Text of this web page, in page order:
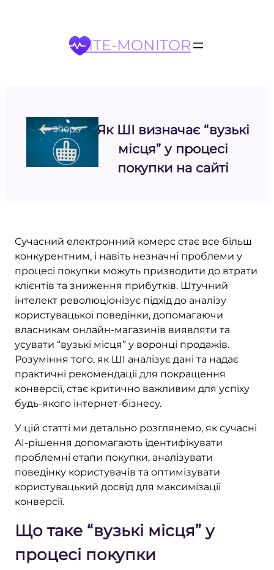
SITE-MONITOR
Як ШІ визначає “вузькі
місця” у процесі
покупки на сайті
Сучасний електронний комерс стає все більш
конкурентним, і навіть незначні проблеми у
процесі покупки можуть призводити до втрати
клієнтів та зниження прибутків. Штучний
інтелект революціонізує підхід до аналізу
користувацької поведінки, допомагаючи
власникам онлайн-магазинів виявляти та
усувати “вузькі місця” у воронці продажів.
Розуміння того, як ШІ аналізує дані та надає
практичні рекомендації для покращення
конверсії, стає критично важливим для успіху
будь-якого інтернет-бізнесу.
У цій статті ми детально розглянемо, як сучасні
AI-рішення допомагають ідентифікувати
проблемні етапи покупки, аналізувати
поведінку користувачів та оптимізувати
користувацький досвід для максимізації
конверсії.
Що таке “вузькі місця” у
процесі покупки